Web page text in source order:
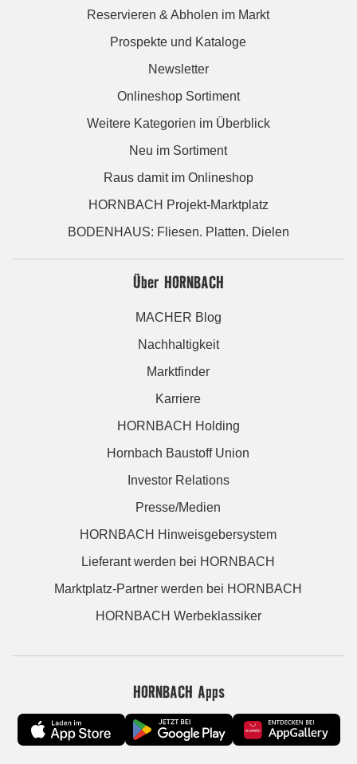
Reservieren & Abholen im Markt
Prospekte und Kataloge
Newsletter
Onlineshop Sortiment
Weitere Kategorien im Überblick
Neu im Sortiment
Raus damit im Onlineshop
HORNBACH Projekt-Marktplatz
BODENHAUS: Fliesen. Platten. Dielen
Über HORNBACH
MACHER Blog
Nachhaltigkeit
Marktfinder
Karriere
HORNBACH Holding
Hornbach Baustoff Union
Investor Relations
Presse/Medien
HORNBACH Hinweisgebersystem
Lieferant werden bei HORNBACH
Marktplatz-Partner werden bei HORNBACH
HORNBACH Werbeklassiker
HORNBACH Apps